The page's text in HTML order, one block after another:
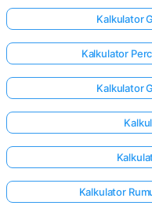
Kalkulator
Kalkulator
Kalkulator
Kalkulator